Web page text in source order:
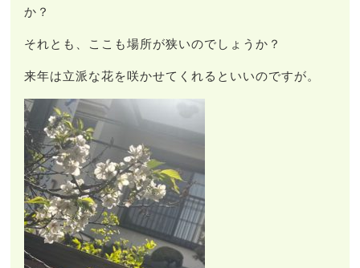
か？
それとも、ここも場所が狭いのでしょうか？
来年は立派な花を咲かせてくれるといいのですが。